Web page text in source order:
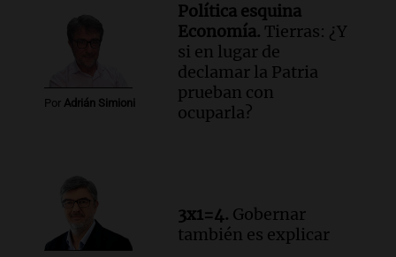
Episodios
Audio. Violento robo en peluquería de
Córdoba: delincuentes escapados con
dinero y objetos de valor
Panorama Federal
Por Adrián Simioni
Política esquina
Economía. Tierras: ¿Y
si en lugar de
declamar la Patria
prueban con
ocuparla?
3x1=4. Gobernar
también es explicar